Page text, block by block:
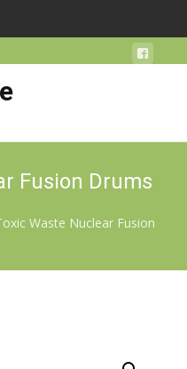
Fusion Drums
Waste Nuclear Fusion